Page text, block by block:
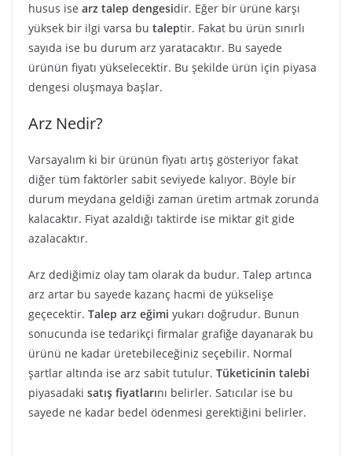
husus ise arz talep dengesidir. Eğer bir ürüne karşı
yüksek bir ilgi varsa bu taleptir. Fakat bu ürün sınırlı
sayıda ise bu durum arz yaratacaktır. Bu sayede
ürünün fiyatı yükselecektir. Bu şekilde ürün için piyasa
dengesi oluşmaya başlar.
Arz Nedir?
Varsayalım ki bir ürünün fiyatı artış gösteriyor fakat
diğer tüm faktörler sabit seviyede kalıyor. Böyle bir
durum meydana geldiği zaman üretim artmak zorunda
kalacaktır. Fiyat azaldığı taktirde ise miktar git gide
azalacaktır.
Arz dediğimiz olay tam olarak da budur. Talep artınca
arz artar bu sayede kazanç hacmi de yükselişe
geçecektir. Talep arz eğimi yukarı doğrudur. Bunun
sonucunda ise tedarikçi firmalar grafiğe dayanarak bu
ürünü ne kadar üretebileceğiniz seçebilir. Normal
şartlar altında ise arz sabit tutulur. Tüketicinin talebi
piyasadaki satış fiyatlarını belirler. Satıcılar ise bu
sayede ne kadar bedel ödenmesi gerektiğini belirler.